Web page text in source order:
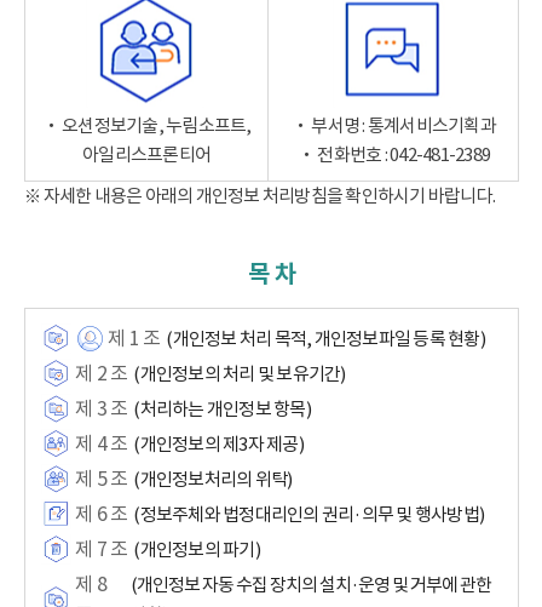
‧ 오션정보기술, 누림소프트,
아일리스프론티어
‧ 부서명 : 통계서비스기획과
‧ 전화번호 : 042-481-2389
※ 자세한 내용은 아래의 개인정보 처리방침을 확인하시기 바랍니다.
목 차
제 1 조 (개인정보 처리 목적, 개인정보파일 등록 현황)
제 2 조 (개인정보의 처리 및 보유기간)
제 3 조 (처리하는 개인정보 항목)
제 4 조 (개인정보의 제3자 제공)
제 5 조 (개인정보처리의 위탁)
제 6 조 (정보주체와 법정대리인의 권리·의무 및 행사방법)
제 7 조 (개인정보의 파기)
제 8
(개인정보 자동 수집 장치의 설치·운영 및 거부에 관한